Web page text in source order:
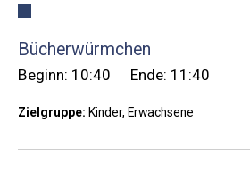
Bücherwürmchen
Beginn: 10:40 Ende: 11:40
Zielgruppe: Kinder, Erwachsene